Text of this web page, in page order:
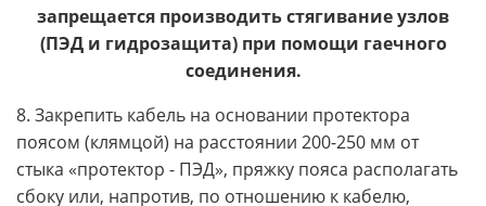
запрещается производить стягивание узлов
(ПЭД и гидрозащита) при помощи гаечного
соединения.
8. Закрепить кабель на основании протектора
поясом (клямцой) на расстоянии 200-250 мм от
стыка «протектор - ПЭД», пряжку пояса располагать
сбоку или, напротив, по отношению к кабелю,